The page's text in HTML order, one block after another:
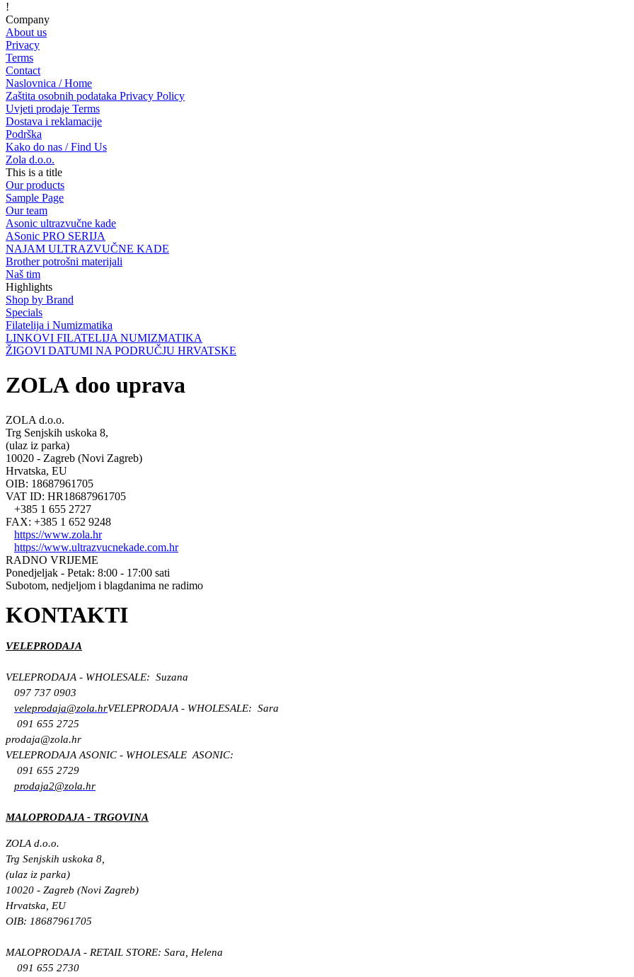
!
Company
About us
Privacy
Terms
Contact
Naslovnica / Home
Zaštita osobnih podataka Privacy Policy
Uvjeti prodaje Terms
Dostava i reklamacije
Podrška
Kako do nas / Find Us
Zola d.o.o.
This is a title
Our products
Sample Page
Our team
Asonic ultrazvučne kade
ASonic PRO SERIJA
NAJAM ULTRAZVUČNE KADE
Brother potrošni materijali
Naš tim
Highlights
Shop by Brand
Specials
Filatelija i Numizmatika
LINKOVI FILATELIJA NUMIZMATIKA
ŽIGOVI DATUMI NA PODRUČJU HRVATSKE
ZOLA doo uprava
ZOLA d.o.o.
Trg Senjskih uskoka 8,
(ulaz iz parka)
10020 - Zagreb (Novi Zagreb)
Hrvatska, EU
OIB: 18687961705
VAT ID: HR18687961705
+385 1 655 2727
FAX: +385 1 652 9248
https://www.zola.hr
https://www.ultrazvucnekade.com.hr
RADNO VRIJEME
Ponedjeljak - Petak: 8:00 - 17:00 sati
Subotom, nedjeljom i blagdanima ne radimo
KONTAKTI
VELEPRODAJA
VELEPRODAJA - WHOLESALE: Suzana
097 737 0903
veleprodaja@zola.hrVELEPRODAJA - WHOLESALE: Sara
091 655 2725
prodaja@zola.hr
VELEPRODAJA ASONIC - WHOLESALE ASONIC:
091 655 2729
prodaja2@zola.hr
MALOPRODAJA - TRGOVINA
ZOLA d.o.o.
Trg Senjskih uskoka 8,
(ulaz iz parka)
10020 - Zagreb (Novi Zagreb)
Hrvatska, EU
OIB: 18687961705
MALOPRODAJA - RETAIL STORE: Sara, Helena
091 655 2730